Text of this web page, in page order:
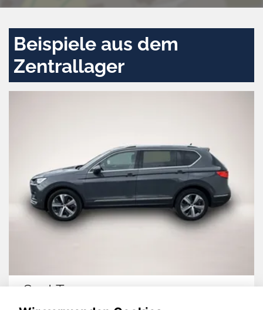
Beispiele aus dem
Zentrallager
Seat Tarraco